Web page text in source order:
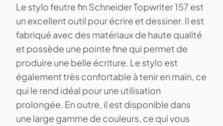
Le stylo feutre fin Schneider Topwriter 157 est
un excellent outil pour écrire et dessiner. Il est
fabriqué avec des matériaux de haute qualité
et possède une pointe fine qui permet de
produire une belle écriture. Le stylo est
également très confortable à tenir en main, ce
qui le rend idéal pour une utilisation
prolongée. En outre, il est disponible dans
une large gamme de couleurs, ce qui vous